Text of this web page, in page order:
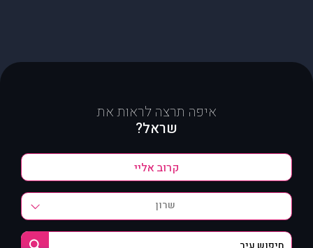
איפה תרצה לראות את
שראל?
שרון